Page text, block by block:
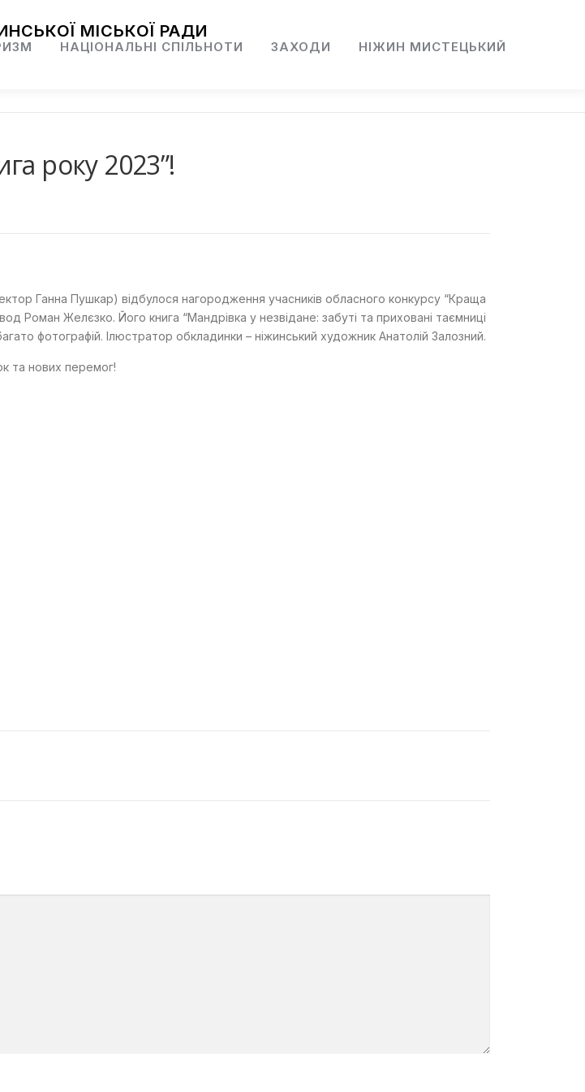
МІСЬКОЇ РАДИ
НАЦІОНАЛЬНІ СПІЛЬНОТИ ЗАХОДИ
НІЖИН МИСТЕЦЬКИЙ
року 2023”!
Ганна Пушкар) відбулося нагородження учасників обласного конкурсу “Краща
Роман Желєзко. Його книга “Мандрівка у незвідане: забуті та приховані таємниці
фотографій. Ілюстратор обкладинки – ніжинський художник Анатолій Залозний.
та нових перемог!